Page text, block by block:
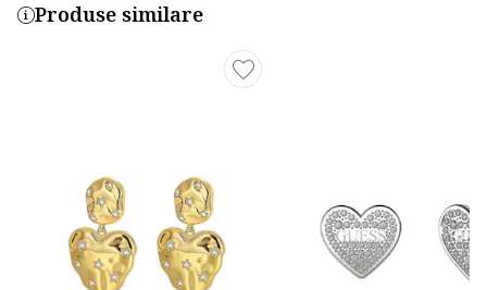
Produse similare